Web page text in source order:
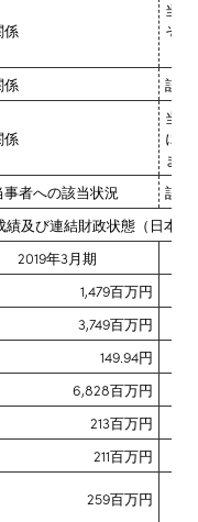
係
当
そ
係
該当
係
当
に
ます
事者への該当状況
該当
及び連結財政状態（日本基
2019年3月期
1,479百万円
3,749百万円
149.94円
6,828百万円
213百万円
211百万円
259百万円